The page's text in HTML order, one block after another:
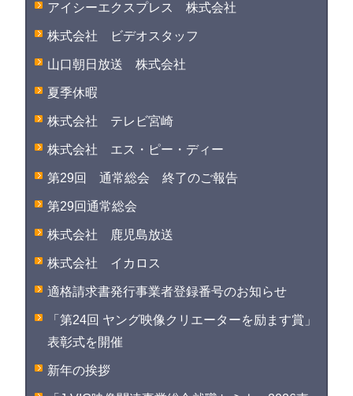
アイシーエクスプレス 株式会社
株式会社 ビデオスタッフ
山口朝日放送 株式会社
夏季休暇
株式会社 テレビ宮崎
株式会社 エス・ピー・ディー
第29回 通常総会 終了のご報告
第29回通常総会
株式会社 鹿児島放送
株式会社 イカロス
適格請求書発行事業者登録番号のお知らせ
「第24回 ヤング映像クリエーターを励ます賞」
表彰式を開催
新年の挨拶